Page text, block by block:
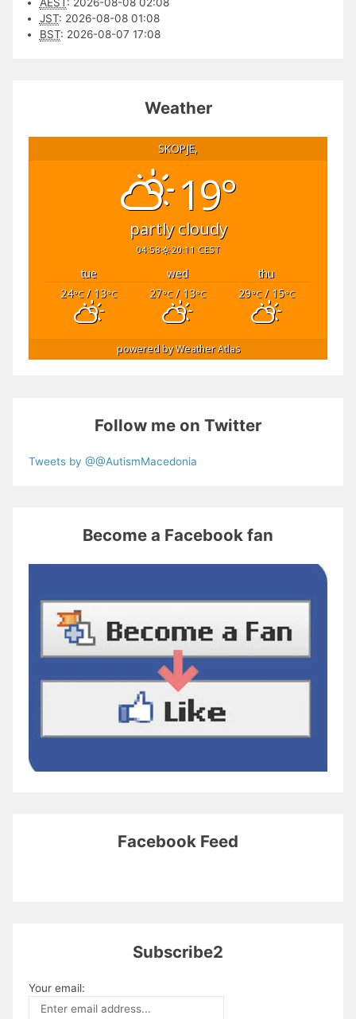
AEST: 2026-08-08 02:08
JST: 2026-08-08 01:08
BST: 2026-08-07 17:08
Weather
SKOPJE,
19°
partly cloudy
04:58 20:11 CEST
tue wed
thu
24°C/ 13°C 27°C/ 13°C 29°C/ 15°C
powered byWeather Atlas
Follow me on Twitter
Tweets by @@AutismMacedonia
Become a Facebook fan
Facebook Feed
Subscribe2
Your email: